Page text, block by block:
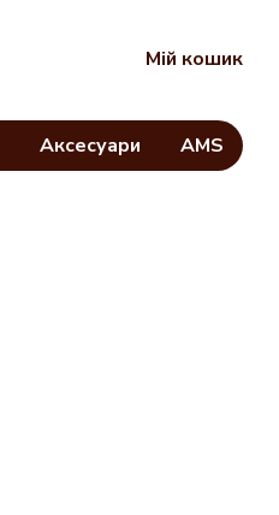
Мій кошик
Аксесуари AMS